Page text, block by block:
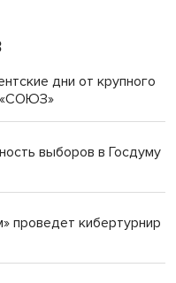
селе лошади
избиение врачей
вошли в топ-16
в Искитиме
дни от крупного
«СОЮЗ»
выборов в Госдуму
проведет кибертурнир